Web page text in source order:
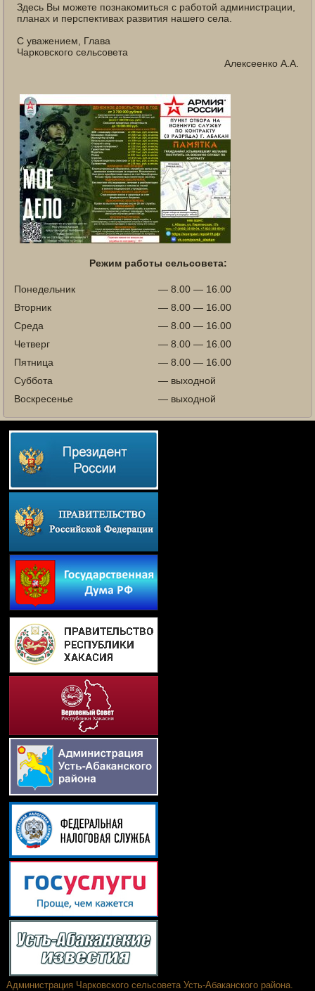
Здесь Вы можете познакомиться с работой администрации,
планах и перспективах развития нашего села.
С уважением, Глава
Чарковского сельсовета
Алексеенко А.А.
Режим работы сельсовета:
Понедельник
— 8.00 — 16.00
Вторник
— 8.00 — 16.00
Среда
— 8.00 — 16.00
Четверг
— 8.00 — 16.00
Пятница
— 8.00 — 16.00
Суббота
— выходной
Воскресенье
— выходной
Администрация Чарковского сельсовета Усть-Абаканского района.